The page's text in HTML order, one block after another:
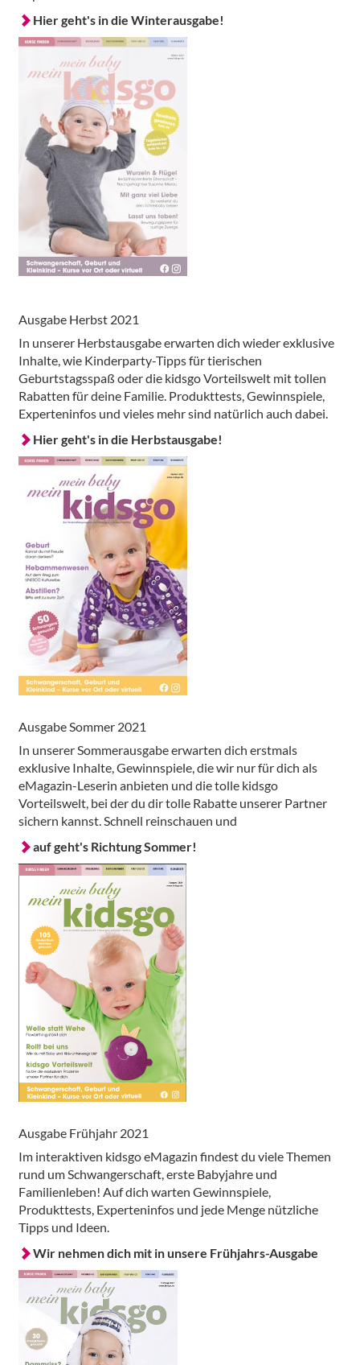
Hier geht's in die Winterausgabe!
Ausgabe Herbst 2021
In unserer Herbstausgabe erwarten dich wieder exklusive
Inhalte, wie Kinderparty-Tipps für tierischen
Geburtstagsspaß oder die kidsgo Vorteilswelt mit tollen
Rabatten für deine Familie. Produkttests, Gewinnspiele,
Experteninfos und vieles mehr sind natürlich auch dabei.
Hier geht's in die Herbstausgabe!
Ausgabe Sommer 2021
In unserer Sommerausgabe erwarten dich erstmals
exklusive Inhalte, Gewinnspiele, die wir nur für dich als
eMagazin-Leserin anbieten und die tolle kidsgo
Vorteilswelt, bei der du dir tolle Rabatte unserer Partner
sichern kannst. Schnell reinschauen und
auf geht's Richtung Sommer!
Ausgabe Frühjahr 2021
Im interaktiven kidsgo eMagazin findest du viele Themen
rund um Schwangerschaft, erste Babyjahre und
Familienleben! Auf dich warten Gewinnspiele,
Produkttests, Experteninfos und jede Menge nützliche
Tipps und Ideen.
Wir nehmen dich mit in unsere Frühjahrs-Ausgabe